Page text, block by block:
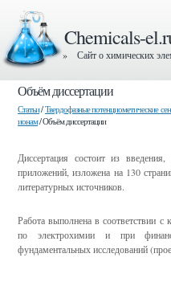
Chemicals-
» Сайт о химических
Объём диссертации
Статьи/Твердофазные потенциометические
ионам/ Объём диссертации
Диссертация состоит из
приложений, изложена на 130
литературных источников.
Работа выполнена в соответствии с
по электрохимии и при
фундаментальных исследований